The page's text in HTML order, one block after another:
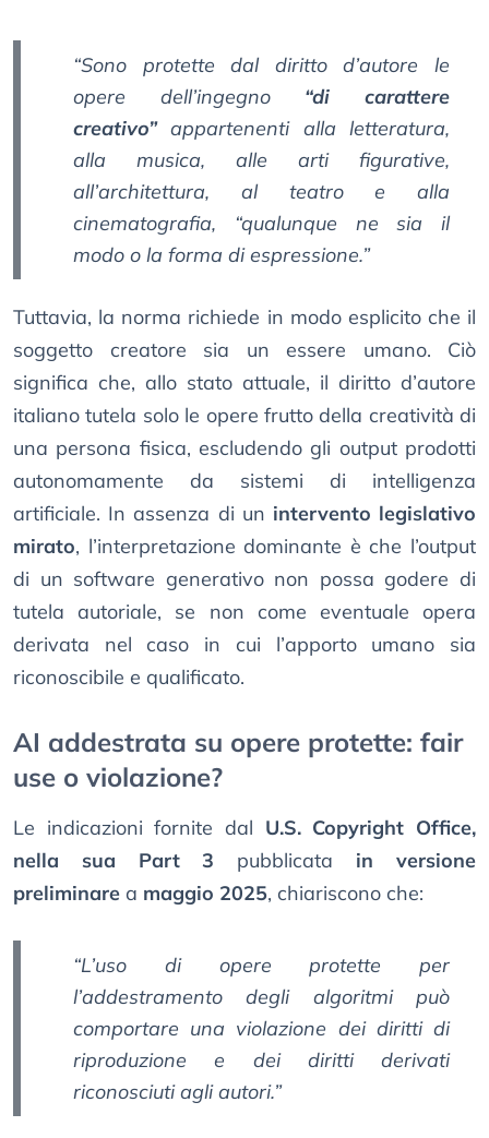
“Sono protette dal diritto d’autore le
opere dell’ingegno “di carattere
creativo”appartenenti alla letteratura,
alla musica, alle arti figurative,
all’architettura, al teatro e alla
cinematografia, “qualunque ne sia il
modo o la forma di espressione.”
Tuttavia, la norma richiede in modo esplicito che il
soggetto creatore sia un essere umano. Ciò
significa che, allo stato attuale, il diritto d’autore
italiano tutela solo le opere frutto della creatività di
una persona fisica, escludendo gli output prodotti
autonomamente da sistemi di intelligenza
artificiale. In assenza di un intervento legislativo
mirato, l’interpretazione dominante è che l’output
di un software generativo non possa godere di
tutela autoriale, se non come eventuale opera
derivata nel caso in cui l’apporto umano sia
riconoscibile e qualificato.
AI addestrata su opere protette: fair
use o violazione?
Le indicazioni fornite dal U.S. Copyright Office,
nella sua Part 3 pubblicata in versione
preliminare a maggio 2025, chiariscono che:
“L’uso di opere protette per
l’addestramento degli algoritmi può
comportare una violazione dei diritti di
riproduzione e dei diritti derivati
riconosciuti agli autori.”